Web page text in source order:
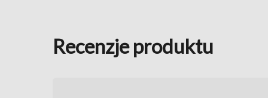
Recenzje produktu